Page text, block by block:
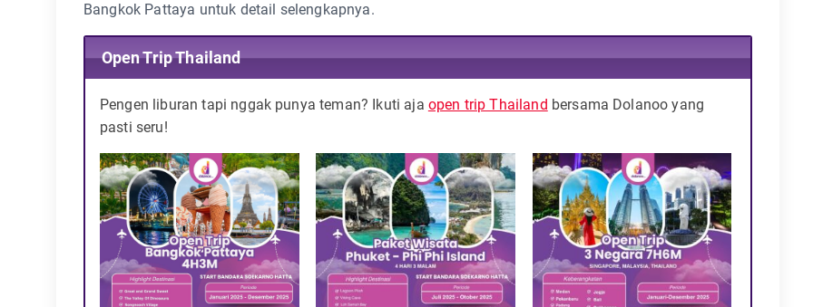
Bangkok Pattaya untuk detail selengkapnya.
Open Trip Thailand
Pengen liburan tapi nggak punya teman? Ikuti aja open trip Thailand bersama Dolanoo yang
pasti seru!